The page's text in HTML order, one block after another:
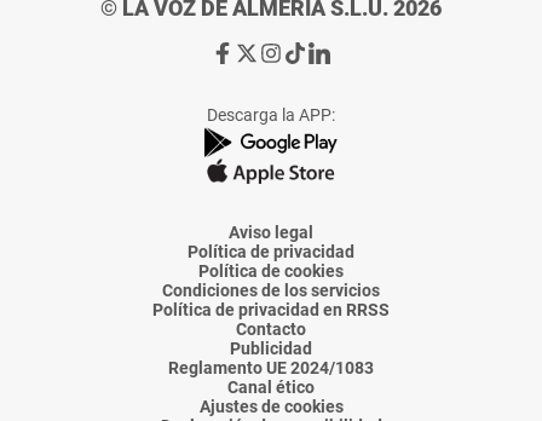
© LA VOZ DE ALMERÍA S.L.U. 2026
Ir
de
La
Voz
Almería
Ir
de
La
Voz
Almería
Ir
de
La
Voz
Almería
Ir
de
La
Voz
Almería
Ir
de
La
Voz
Descarga la APP:
Aviso legal
Política de privacidad
Política de cookies
Condiciones de los servicios
Política de privacidad en RRSS
Contacto
Publicidad
Reglamento UE 2024/1083
Canal ético
Ajustes de cookies